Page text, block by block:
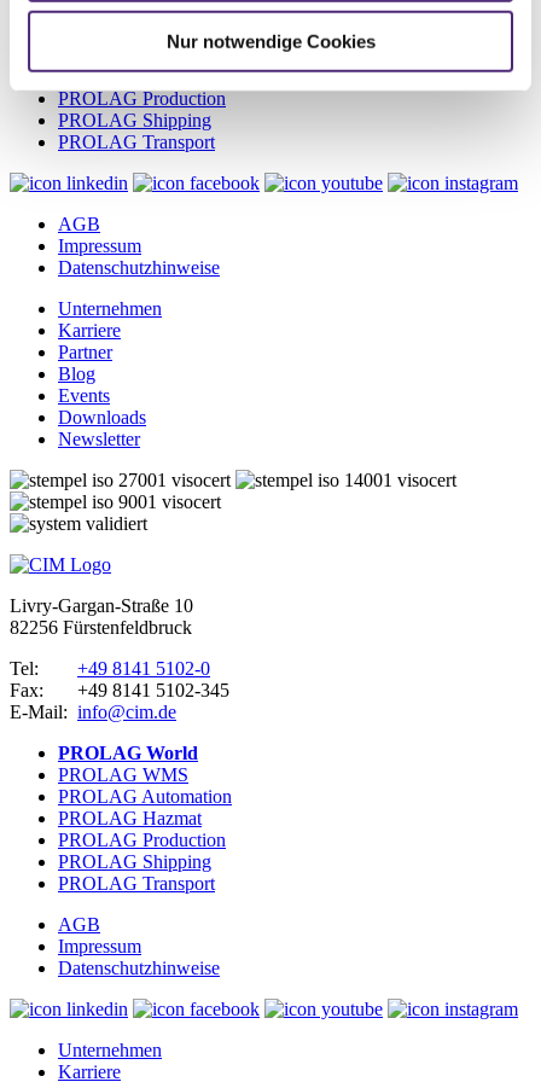
Nur notwendige Cookies
PROLAG World
PROLAG WMS
PROLAG Automation
PROLAG Hazmat
PROLAG Production
PROLAG Shipping
PROLAG Transport
AGB
Impressum
Datenschutzhinweise
Unternehmen
Karriere
Partner
Blog
Events
Downloads
Newsletter
Livry-Gargan-Straße 10
82256 Fürstenfeldbruck
Tel:
+49 8141 5102-0
Fax:
+49 8141 5102-345
E-Mail: info@cim.de
PROLAG World
PROLAG WMS
PROLAG Automation
PROLAG Hazmat
PROLAG Production
PROLAG Shipping
PROLAG Transport
AGB
Impressum
Datenschutzhinweise
Unternehmen
Karriere